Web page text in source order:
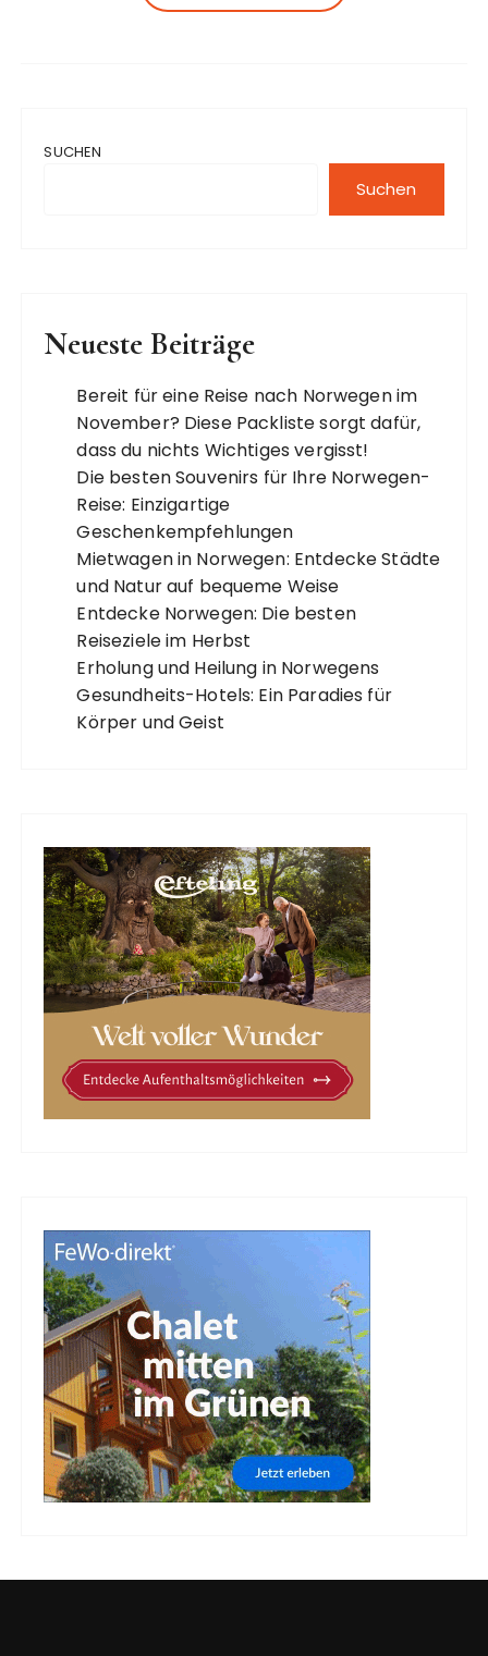
SUCHEN
Suchen
Neueste Beiträge
Bereit für eine Reise nach Norwegen im
November? Diese Packliste sorgt dafür,
dass du nichts Wichtiges vergisst!
Die besten Souvenirs für Ihre Norwegen-
Reise: Einzigartige
Geschenkempfehlungen
Mietwagen in Norwegen: Entdecke Städte
und Natur auf bequeme Weise
Entdecke Norwegen: Die besten
Reiseziele im Herbst
Erholung und Heilung in Norwegens
Gesundheits-Hotels: Ein Paradies für
Körper und Geist